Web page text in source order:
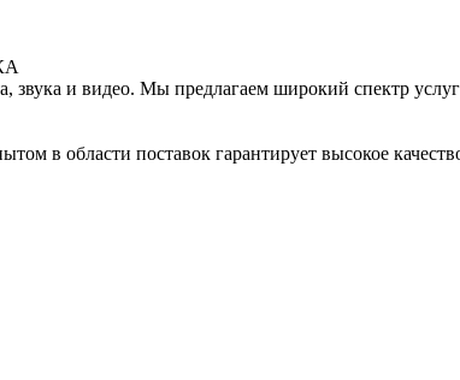
звука и видео. Мы предлагаем широкий спектр
в области поставок гарантирует высокое